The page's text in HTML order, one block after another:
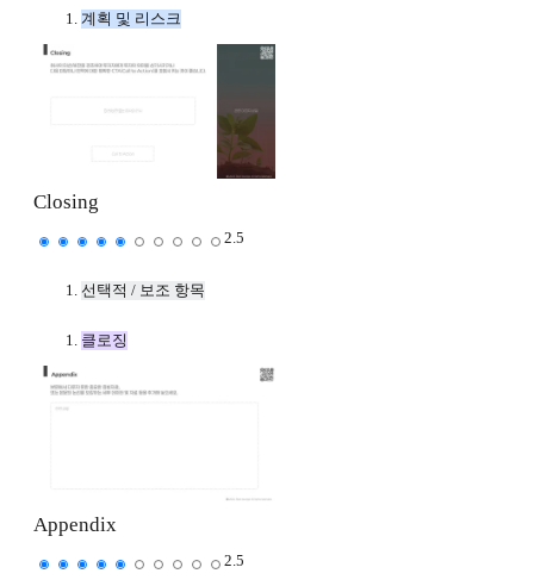
계획 및 리스크
Closing
2.5
선택적 / 보조 항목
클로징
Appendix
2.5